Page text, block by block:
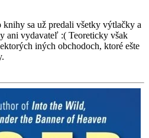
knihy sa už predali všetky výtlačky a
ani vydavateľ :( Teoreticky však
iných obchodoch, ktoré ešte